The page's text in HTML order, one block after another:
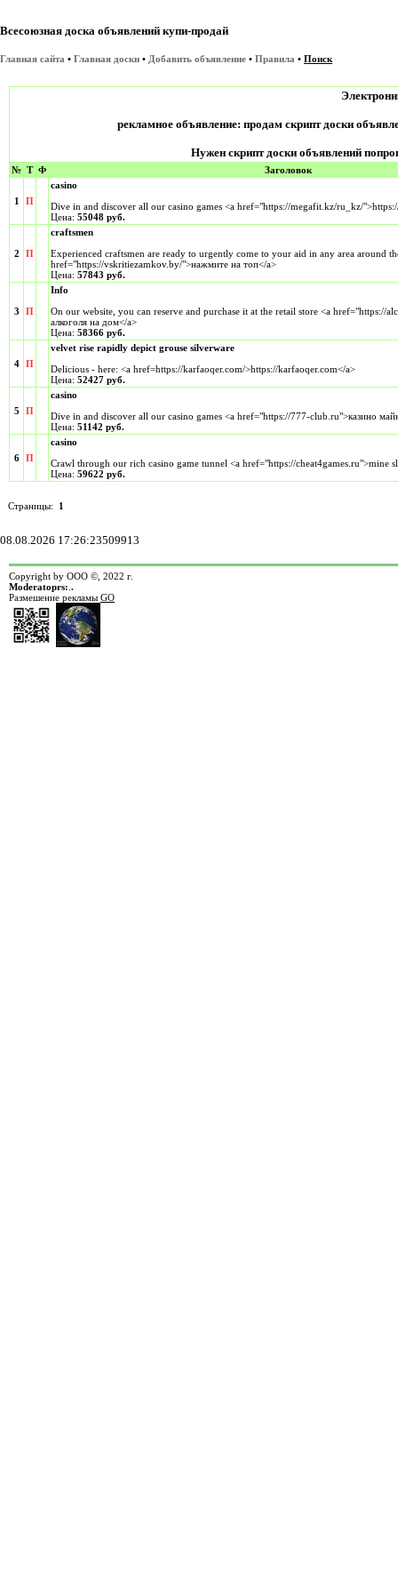
Всесоюзная доска объявлений купи-продай
Главная сайта • Главная доски • Добавить объявление • Правила • Поиск
рекламное объявление: продам скрипт доски
Нужен скрипт доски объявлений
№ Т Ф Заголовок
1 П
casino
Dive in and discover all our casino games <a href="https://megafit.kz/ru_kz/
Цена: 55048 руб.
2 П
craftsmen
Experienced craftsmen are ready to urgently come to your aid in any area around
href="https://vskritiezamkov.by/">нажмите на топ</a>
Цена: 57843 руб.
3 П
Info
On our website, you can reserve and purchase it at the retail store <a href="https://
алкоголя на дом</a>
Цена: 58366 руб.
4 П
velvet rise rapidly depict grouse silverware
Delicious - here: <a href=https://karfaoqer.com/>https://karfaoqer.com</a>
Цена: 52427 руб.
5 П
casino
Dive in and discover all our casino games <a href="https://777-club.ru">казино
Цена: 51142 руб.
6 П
casino
Crawl through our rich casino game tunnel <a href="https://cheat4games.ru">mine
Цена: 59622 руб.
Страницы: 1
08.08.2026 17:26:23509913
Copyright by ООО ©, 2022 г.
Moderatoprs: .
Размешение рекламы GO